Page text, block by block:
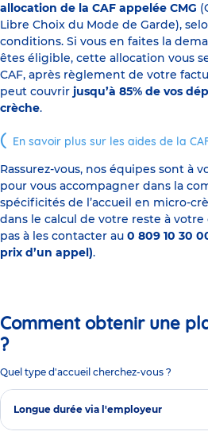
allocation de la CAF appelée CMG
Libre Choix du Mode de Garde),
conditions. Si vous en faites la
êtes éligible, cette allocation vous
CAF, après règlement de votre
peut couvrir jusqu’à 85% de vos
crèche.
En savoir plus sur les aides de la
Rassurez-vous, nos équipes sont à
pour vous accompagner dans la
spécificités de l’accueil en micro-
dans le calcul de votre reste à votre
pas à les contacter au 0 809 10 30
prix d’un appel).
Comment obtenir une
?
Quel type d'accueil cherchez-vous ?
Longue durée via l'employeur